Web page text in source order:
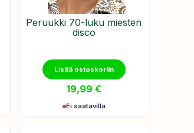
Peruukki 70-luku miesten
disco
Lisää ostoskoriin
19,99 €
Ei saatavilla